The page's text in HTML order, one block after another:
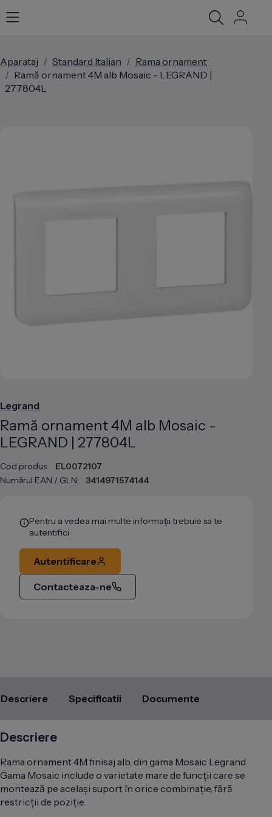
Aparataj Standard Italian
Rama ornament
Ramă ornament 4M alb Mosaic - LEGRAND |
277804L
Legrand
Ramă ornament 4M alb Mosaic -
LEGRAND | 277804L
Cod produs:
EL0072107
Numărul EAN / GLN:
3414971574144
Pentru a vedea mai multe informații trebuie sa te
autentifici
Autentificare
Contacteaza-ne
Descriere Specificatii Documente
Descriere
Rama ornament 4M finisaj alb, din gama Mosaic Legrand.
Gama Mosaic include o varietate mare de funcții care se
montează pe același suport în orice combinație, fără
restricții de poziție.